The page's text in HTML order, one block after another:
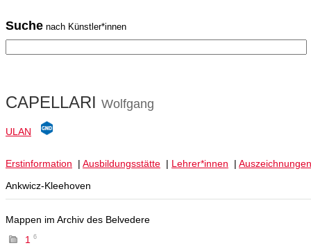
Suche nach Künstler*innen
CAPELLARI Wolfgang
ULAN
Erstinformation | Ausbildungsstätte | Lehrer*innen | Auszeichnungen
Ankwicz-Kleehoven
Mappen im Archiv des Belvedere
1
6